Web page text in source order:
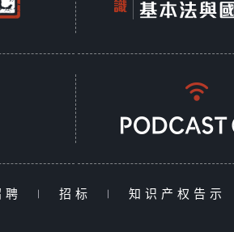
聘 | 招标 | 知识产权告示